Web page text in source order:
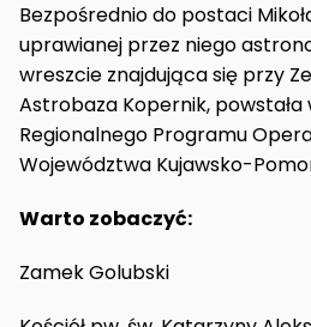
Bezpośrednio do postaci
uprawianej przez niego
wreszcie znajdująca się przy
Astrobaza Kopernik,
Regionalnego Programu
Województwa Kujawsko-
Warto zobaczyć:
Zamek Golubski